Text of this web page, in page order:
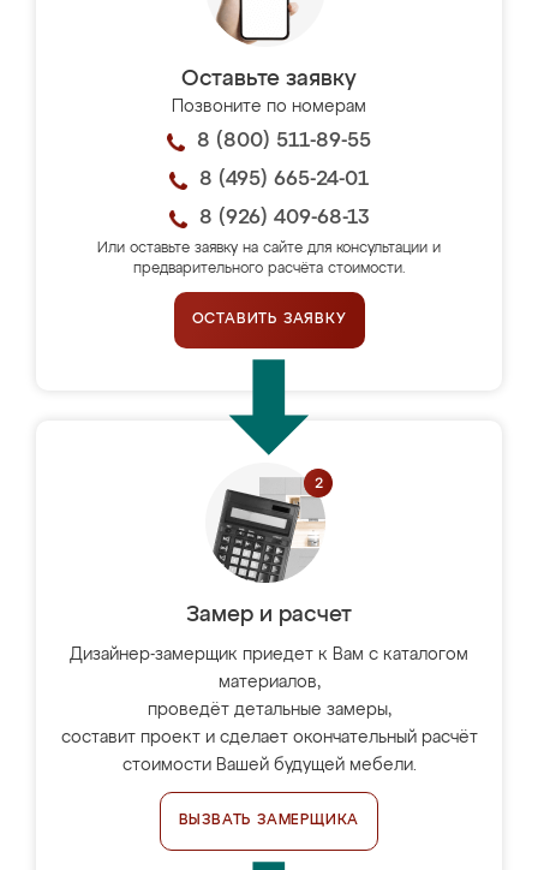
Оставьте заявку
Позвоните по номерам
8 (800) 511-89-55
8 (495) 665-24-01
8 (926) 409-68-13
Или оставьте заявку на сайте для консультации и
предварительного расчёта стоимости.
ОСТАВИТЬ ЗАЯВКУ
Замер и расчет
Дизайнер-замерщик приедет к Вам с каталогом
материалов,
проведёт детальные замеры,
составит проект и сделает окончательный расчёт
стоимости Вашей будущей мебели.
ВЫЗВАТЬ ЗАМЕРЩИКА